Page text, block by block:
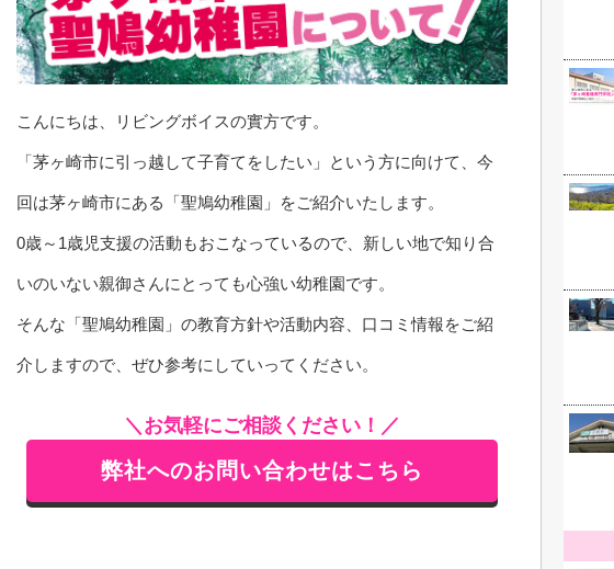
こんにちは、リビングボイスの實方です。
「茅ヶ崎市に引っ越して子育てをしたい」という方に向けて、今
回は茅ヶ崎市にある「聖鳩幼稚園」をご紹介いたします。
0歳～1歳児支援の活動もおこなっているので、新しい地で知り合
いのいない親御さんにとっても心強い幼稚園です。
そんな「聖鳩幼稚園」の教育方針や活動内容、口コミ情報をご紹
介しますので、ぜひ参考にしていってください。
＼お気軽にご相談ください！／
弊社へのお問い合わせはこちら